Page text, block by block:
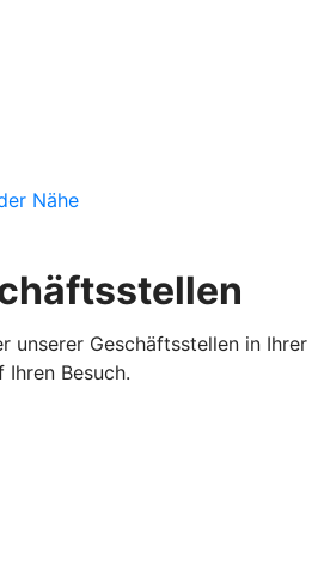
Nähe
unserer Geschäftsstellen in Ihrer
Ihren Besuch.